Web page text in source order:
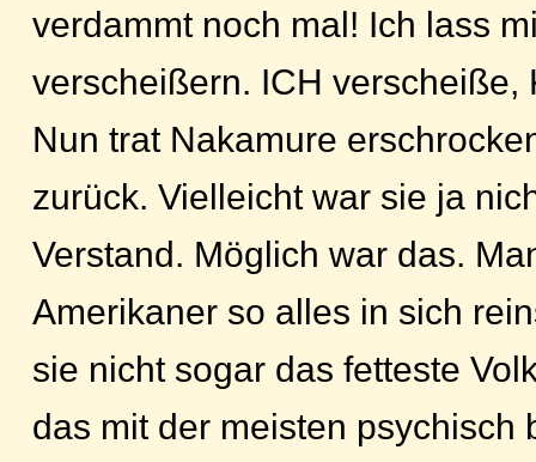
verdammt noch mal! Ich lass
verscheißern. ICH verscheiße,
Nun trat Nakamure
zurück. Vielleicht war sie ja
Verstand. Möglich war das.
Amerikaner so alles in sich
sie nicht sogar das fetteste
das mit der meisten psychisch